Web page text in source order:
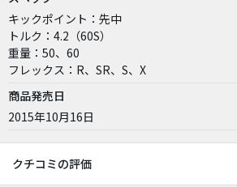
キックポイント：先中
トルク：4.2（60S）
重量：50、60
フレックス：R、SR、S、X
商品発売日
2015年10月16日
クチコミの評価